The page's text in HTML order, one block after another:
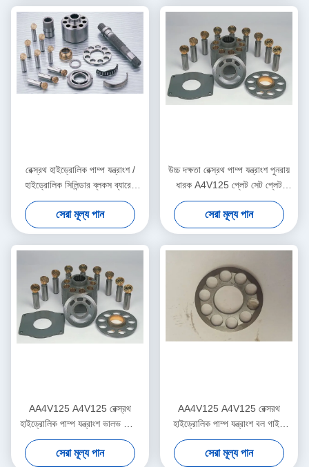
রেক্স্রথ হাইড্রোলিক পাম্প যন্ত্রাংশ /
হাইড্রোলিক সিলিন্ডার ব্লকস ব্যারেল
মেরামত করা
সেরা মূল্য পান
উচ্চ দক্ষতা রেক্স্রথ পাম্প যন্ত্রাংশ পুনরায়
ধারক A4V125 প্লেট সেট প্লেট
প্রতিষ্ঠিত
সেরা মূল্য পান
AA4V125 A4V125 রেক্স্রথ
হাইড্রোলিক পাম্প যন্ত্রাংশ ভালভ প্লেট
তেল প্লেট প্রতিস্থাপন
সেরা মূল্য পান
AA4V125 A4V125 রেক্সরথ
হাইড্রোলিক পাম্প যন্ত্রাংশ বল গাইড
তেল সীল খাদ সীল অন্তর্ভুক্ত
সেরা মূল্য পান